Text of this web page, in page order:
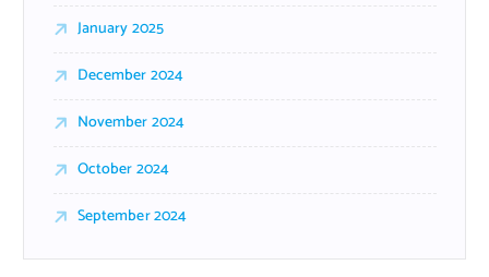
January 2025
December 2024
November 2024
October 2024
September 2024